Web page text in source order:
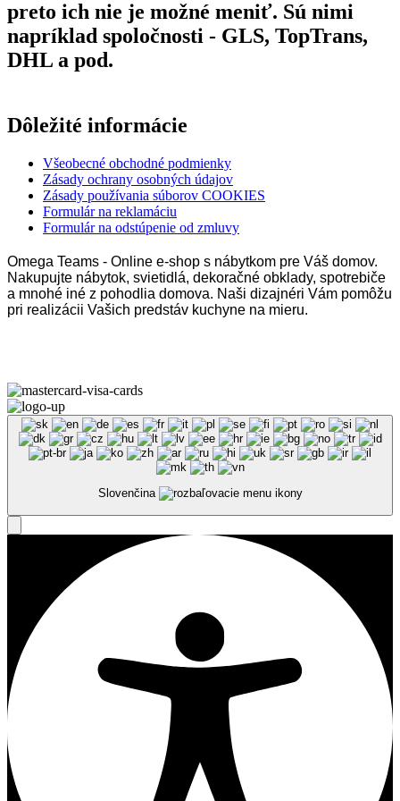
preto ich nie je možné meniť. Sú nimi
napríklad spoločnosti - GLS, TopTrans,
DHL a pod.
Dôležité informácie
Všeobecné obchodné podmienky
Zásady ochrany osobných údajov
Zásady používania súborov COOKIES
Formulár na reklamáciu
Formulár na odstúpenie od zmluvy
Omega Teams - Online e-shop s nábytkom pre Váš domov.
Nakupujte nábytok, svietidlá, dekoračné obklady, spotrebiče
a mnohé iné z pohodlia domova. Naši dizajnéri Vám pomôžu
pri realizácii Vašich predstáv kuchyne na mieru.
Slovenčina